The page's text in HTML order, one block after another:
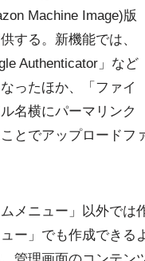
Machine Image)版
する。新機能では、
Authenticator」など
ったほか、「ファイ
名横にパーマリンク
とでアップロードフ
メニュー」以外では
ー」でも作成できる